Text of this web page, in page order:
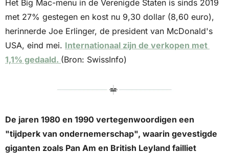
Het Big Mac-menu in de Verenigde Staten is sinds 2019
met 27% gestegen en kost nu 9,30 dollar (8,60 euro),
herinnerde Joe Erlinger, de president van McDonald's
USA, eind mei. Internationaal zijn de verkopen met
1,1% gedaald. (Bron: SwissInfo)
De jaren 1980 en 1990 vertegenwoordigen een
"tijdperk van ondernemerschap", waarin gevestigde
giganten zoals Pan Am en British Leyland failliet